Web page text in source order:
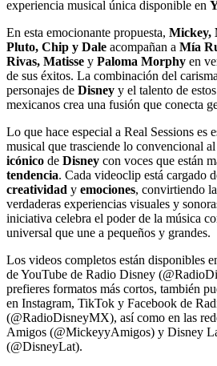
experiencia musical única disponible en
En esta emocionante propuesta, Mickey,
Pluto, Chip y Dale acompañan a Mía
Rivas, Matisse y Paloma Morphy en
de sus éxitos. La combinación del
personajes de Disney y el talento de
mexicanos crea una fusión que conecta
Lo que hace especial a Real Sessions es
musical que trasciende lo convencional
icónico de Disney con voces que están
tendencia. Cada videoclip está cargado
creatividad y emociones, convirtiendo
verdaderas experiencias visuales y
iniciativa celebra el poder de la música
universal que une a pequeños y grandes.
Los videos completos están disponibles
de YouTube de Radio Disney
prefieres formatos más cortos, también
en Instagram, TikTok y Facebook de
(@RadioDisneyMX), así como en las
Amigos (@MickeyyAmigos) y Disney
(@DisneyLat).